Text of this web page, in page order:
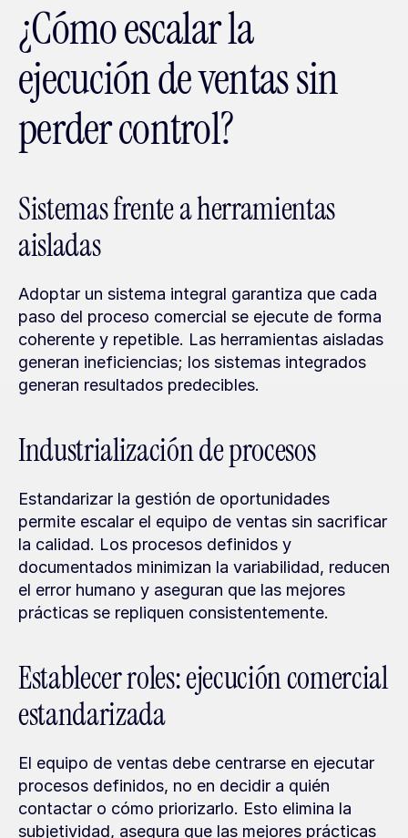
¿Cómo escalar la
ejecución de ventas sin
perder control?
Sistemas frente a herramientas
aisladas
Adoptar un sistema integral garantiza que cada
paso del proceso comercial se ejecute de forma
coherente y repetible. Las herramientas aisladas
generan ineficiencias; los sistemas integrados
generan resultados predecibles.
Industrialización de procesos
Estandarizar la gestión de oportunidades
permite escalar el equipo de ventas sin sacrificar
la calidad. Los procesos definidos y
documentados minimizan la variabilidad, reducen
el error humano y aseguran que las mejores
prácticas se repliquen consistentemente.
Establecer roles: ejecución comercial
estandarizada
El equipo de ventas debe centrarse en ejecutar
procesos definidos, no en decidir a quién
contactar o cómo priorizarlo. Esto elimina la
subjetividad, asegura que las mejores prácticas